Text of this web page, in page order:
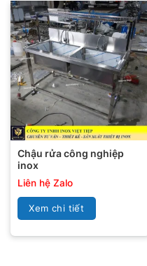
Chậu rửa công nghiệp
inox
Liên hệ Zalo
Xem chi tiết